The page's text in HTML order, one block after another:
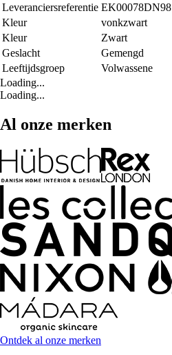
Leveranciersreferentie EK00078DN98
Kleur
vonkzwart
Kleur
Zwart
Geslacht
Gemengd
Leeftijdsgroep
Volwassene
Loading...
Loading...
Al onze merken
Ontdek al onze merken